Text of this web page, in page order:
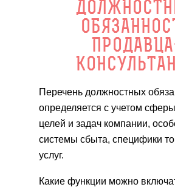
Перечень должностных
определяется с учетом
целей и задач компании,
системы сбыта, специфики
услуг.
Какие функции можно